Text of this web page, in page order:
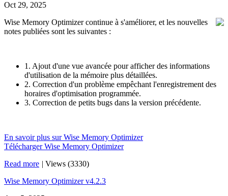
Oct 29, 2025
Wise Memory Optimizer continue à s'améliorer, et les nouvelles
notes publiées sont les suivantes :
1. Ajout d'une vue avancée pour afficher des informations
d'utilisation de la mémoire plus détaillées.
2. Correction d'un problème empêchant l'enregistrement des
horaires d'optimisation programmée.
3. Correction de petits bugs dans la version précédente.
En savoir plus sur Wise Memory Optimizer
Télécharger Wise Memory Optimizer
Read more | Views (3330)
Wise Memory Optimizer v4.2.3